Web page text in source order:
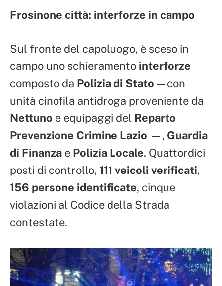
Frosinone città: interforze in campo
Sul fronte del capoluogo, è sceso in
campo uno schieramento interforze
composto da Polizia di Stato — con
unità cinofila antidroga proveniente da
Nettuno e equipaggi del Reparto
Prevenzione Crimine Lazio —, Guardia
di Finanza e Polizia Locale. Quattordici
posti di controllo, 111 veicoli verificati,
156 persone identificate, cinque
violazioni al Codice della Strada
contestate.